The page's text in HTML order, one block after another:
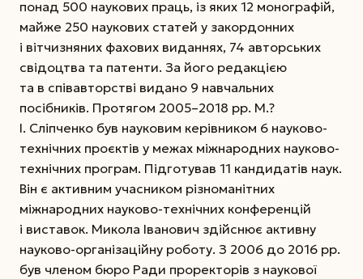
понад 500 наукових праць, із яких 12 монографій,
майже 250 наукових статей у закордонних
і вітчизняних фахових виданнях, 74 авторських
свідоцтва та патенти. За його редакцією
та в співавторстві видано 9 навчальних
посібників. Протягом 2005–2018 рр. М.?
І. Сліпченко був науковим керівником 6 науково-
технічних проєктів у межах міжнародних науково-
технічних програм. Підготував 11 кандидатів наук.
Він є активним учасником різноманітних
міжнародних науково-технічних конференцій
і виставок. Микола Іванович здійснює активну
науково-організаційну роботу. З 2006 до 2016 рр.
був членом бюро Ради проректорів з наукової